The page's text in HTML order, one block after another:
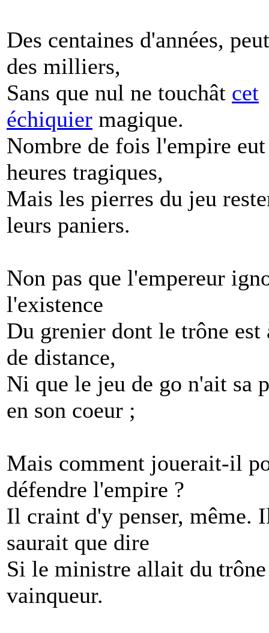
Des centaines d'années,
des milliers,
Sans que nul ne touchât cet
échiquier magique.
Nombre de fois l'empire eut
heures tragiques,
Mais les pierres du jeu
leurs paniers.
Non pas que l'empereur
l'existence
Du grenier dont le trône est
de distance,
Ni que le jeu de go n'ait sa
en son coeur ;
Mais comment jouerait-il
défendre l'empire ?
Il craint d'y penser, même.
saurait que dire
Si le ministre allait du
vainqueur.